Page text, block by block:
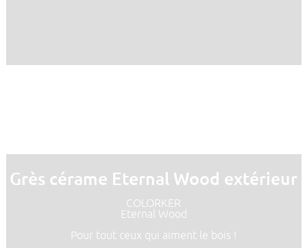
Grès cérame Eternal Wood extérieur
COLORKER
Eternal Wood
Pour tout ceux qui aiment le bois !